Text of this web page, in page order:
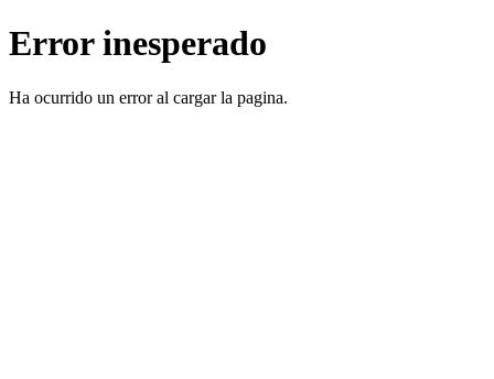
Error inesperado
Ha ocurrido un error al cargar la pagina.